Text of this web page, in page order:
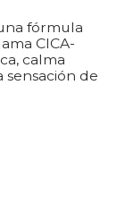
fórmula
CICA-
calma
de